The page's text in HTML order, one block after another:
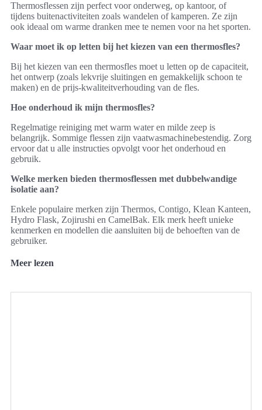
Thermosflessen zijn perfect voor onderweg, op kantoor, of
tijdens buitenactiviteiten zoals wandelen of kamperen. Ze zijn
ook ideaal om warme dranken mee te nemen voor na het sporten.
Waar moet ik op letten bij het kiezen van een thermosfles?
Bij het kiezen van een thermosfles moet u letten op de capaciteit,
het ontwerp (zoals lekvrije sluitingen en gemakkelijk schoon te
maken) en de prijs-kwaliteitverhouding van de fles.
Hoe onderhoud ik mijn thermosfles?
Regelmatige reiniging met warm water en milde zeep is
belangrijk. Sommige flessen zijn vaatwasmachinebestendig. Zorg
ervoor dat u alle instructies opvolgt voor het onderhoud en
gebruik.
Welke merken bieden thermosflessen met dubbelwandige
isolatie aan?
Enkele populaire merken zijn Thermos, Contigo, Klean Kanteen,
Hydro Flask, Zojirushi en CamelBak. Elk merk heeft unieke
kenmerken en modellen die aansluiten bij de behoeften van de
gebruiker.
Meer lezen